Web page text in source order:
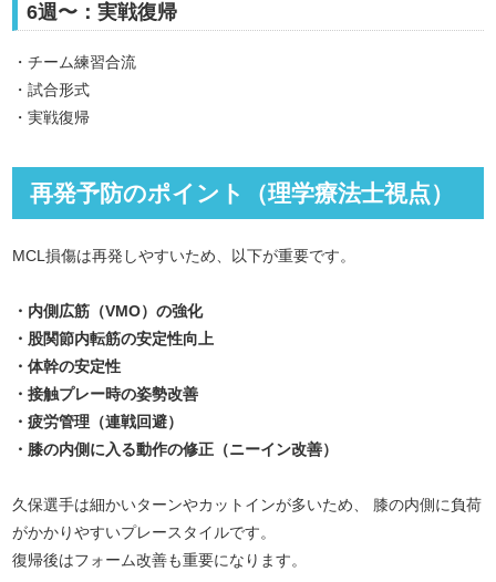
6週〜：実戦復帰
・チーム練習合流
・試合形式
・実戦復帰
再発予防のポイント（理学療法士視点）
MCL損傷は再発しやすいため、以下が重要です。
・内側広筋（VMO）の強化
・股関節内転筋の安定性向上
・体幹の安定性
・接触プレー時の姿勢改善
・疲労管理（連戦回避）
・膝の内側に入る動作の修正（ニーイン改善）
久保選手は細かいターンやカットインが多いため、 膝の内側に負荷
がかかりやすいプレースタイルです。
復帰後はフォーム改善も重要になります。